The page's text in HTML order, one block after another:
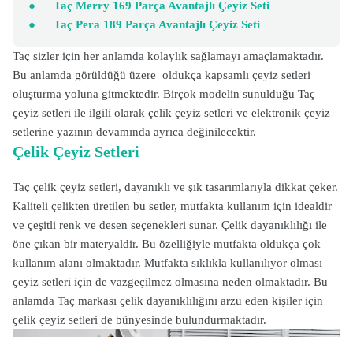
●
Taç Merry 169 Parça Avantajlı Çeyiz Seti
●
Taç Pera 189 Parça Avantajlı Çeyiz Seti
Taç sizler için her anlamda kolaylık sağlamayı amaçlamaktadır.
Bu anlamda görüldüğü üzere oldukça kapsamlı çeyiz setleri
oluşturma yoluna gitmektedir. Birçok modelin sunulduğu Taç
çeyiz setleri ile ilgili olarak çelik çeyiz setleri ve elektronik çeyiz
setlerine yazının devamında ayrıca değinilecektir.
Çelik Çeyiz Setleri
Taç çelik çeyiz setleri, dayanıklı ve şık tasarımlarıyla dikkat çeker.
Kaliteli çelikten üretilen bu setler, mutfakta kullanım için idealdir
ve çeşitli renk ve desen seçenekleri sunar. Çelik dayanıklılığı ile
öne çıkan bir materyaldir. Bu özelliğiyle mutfakta oldukça çok
kullanım alanı olmaktadır. Mutfakta sıklıkla kullanılıyor olması
çeyiz setleri için de vazgeçilmez olmasına neden olmaktadır. Bu
anlamda Taç markası çelik dayanıklılığını arzu eden kişiler için
çelik çeyiz setleri de bünyesinde bulundurmaktadır.